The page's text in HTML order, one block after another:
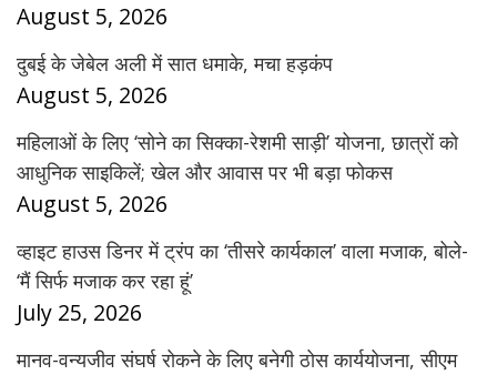
August 5, 2026
दुबई के जेबेल अली में सात धमाके, मचा हड़कंप
August 5, 2026
महिलाओं के लिए ‘सोने का सिक्का-रेशमी साड़ी’ योजना, छात्रों को
आधुनिक साइकिलें; खेल और आवास पर भी बड़ा फोकस
August 5, 2026
व्हाइट हाउस डिनर में ट्रंप का ‘तीसरे कार्यकाल’ वाला मजाक, बोले-
‘मैं सिर्फ मजाक कर रहा हूं’
July 25, 2026
मानव-वन्यजीव संघर्ष रोकने के लिए बनेगी ठोस कार्ययोजना, सीएम